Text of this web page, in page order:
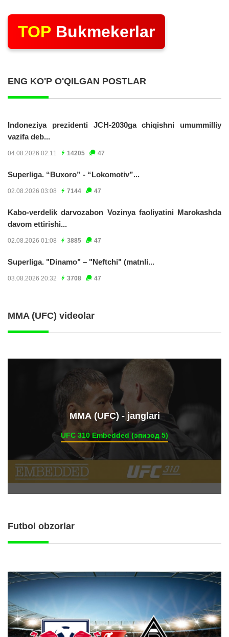
TOP Bukmekerlar
ENG KO'P O'QILGAN POSTLAR
Indoneziya prezidenti JCH-2030ga chiqishni umummilliy
vazifa deb...
04.08.2026 02:11 14205 47
Superliga. “Buxoro” - “Lokomotiv”...
02.08.2026 03:08 7144 47
Kabo-verdelik darvozabon Vozinya faoliyatini Marokashda
davom ettirishi...
02.08.2026 01:08 3885 47
Superliga. "Dinamo" – "Neftchi" (matnli...
03.08.2026 20:32 3708 47
MMA (UFC) videolar
ММА (UFC) - janglari
UFC 310 Embedded (эпизод 5)
Futbol obzorlar